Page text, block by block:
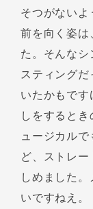
そつがない
前を向く姿
た。そんな
スティング
いたかもで
しをすると
ュージカル
ど、ストレ
しめました
いですねえ。